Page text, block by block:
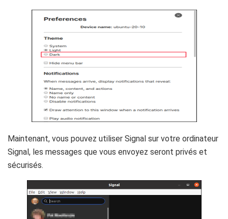
Maintenant, vous pouvez utiliser Signal sur votre ordinateur
Signal, les messages que vous envoyez seront privés et
sécurisés.